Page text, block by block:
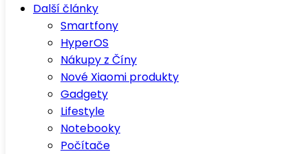
Další články
Smartfony
HyperOS
Nákupy z Číny
Nové Xiaomi produkty
Gadgety
Lifestyle
Notebooky
Počítače